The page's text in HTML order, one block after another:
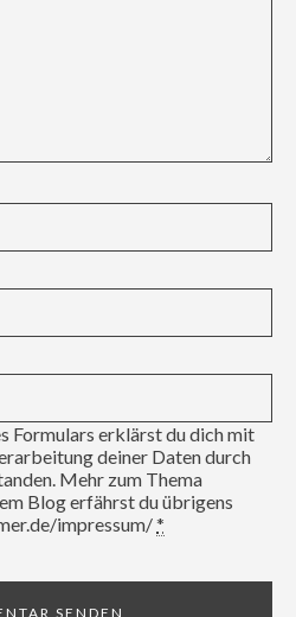
Formulars erklärst du dich mit
deiner Daten durch
Mehr zum Thema
Blog erfährst du übrigens
impressum/*